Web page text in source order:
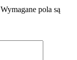
Wymagane pola są